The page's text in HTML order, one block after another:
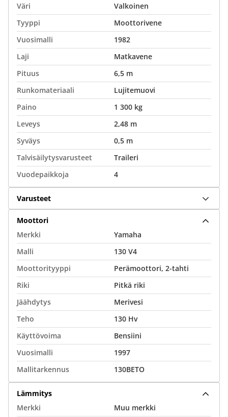
Väri
Valkoinen
Tyyppi
Moottorivene
Vuosimalli
1982
Laji
Matkavene
Pituus
6,5 m
Runkomateriaali
Lujitemuovi
Paino
1 300 kg
Leveys
2,48 m
Syväys
0,5 m
Talvisäilytysvarusteet
Traileri
Vuodepaikkoja
4
Varusteet
Moottori
Merkki
Yamaha
Malli
130 V4
Moottorityyppi
Perämoottori, 2-tahti
Riki
Pitkä riki
Jäähdytys
Merivesi
Teho
130 Hv
Käyttövoima
Bensiini
Vuosimalli
1997
Mallitarkennus
130BETO
Lämmitys
Merkki
Muu merkki